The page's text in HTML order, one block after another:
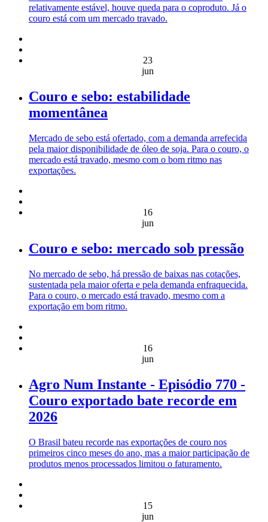
relativamente estável, houve queda para o coproduto. Já o
couro está com um mercado travado.
23
jun
Couro e sebo: estabilidade
momentânea
Mercado de sebo está ofertado, com a demanda arrefecida
pela maior disponibilidade de óleo de soja. Para o couro, o
mercado está travado, mesmo com o bom ritmo nas
exportações.
16
jun
Couro e sebo: mercado sob pressão
No mercado de sebo, há pressão de baixas nas cotações,
sustentada pela maior oferta e pela demanda enfraquecida.
Para o couro, o mercado está travado, mesmo com a
exportação em bom ritmo.
16
jun
Agro Num Instante - Episódio 770 -
Couro exportado bate recorde em
2026
O Brasil bateu recorde nas exportações de couro nos
primeiros cinco meses do ano, mas a maior participação de
produtos menos processados limitou o faturamento.
15
jun